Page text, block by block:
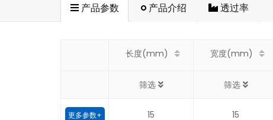
产品参数 产品介绍 透过率
长度(mm) 宽度(mm)
筛选 筛选
更多参数+ 15 15